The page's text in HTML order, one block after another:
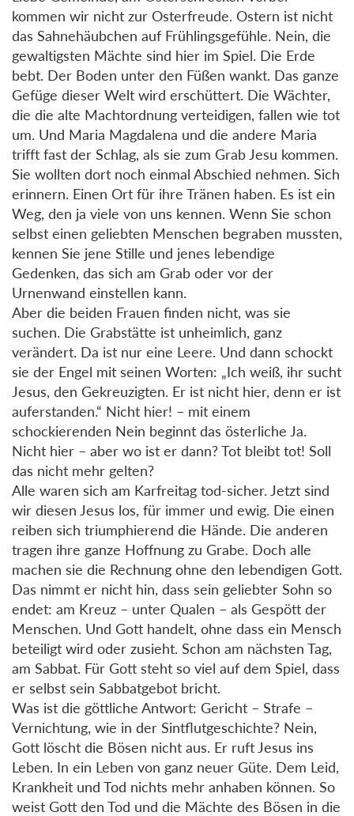
kommen wir nicht zur Osterfreude. Ostern ist nicht
das Sahnehäubchen auf Frühlingsgefühle. Nein, die
gewaltigsten Mächte sind hier im Spiel. Die Erde
bebt. Der Boden unter den Füßen wankt. Das ganze
Gefüge dieser Welt wird erschüttert. Die Wächter,
die die alte Machtordnung verteidigen, fallen wie tot
um. Und Maria Magdalena und die andere Maria
trifft fast der Schlag, als sie zum Grab Jesu kommen.
Sie wollten dort noch einmal Abschied nehmen. Sich
erinnern. Einen Ort für ihre Tränen haben. Es ist ein
Weg, den ja viele von uns kennen. Wenn Sie schon
selbst einen geliebten Menschen begraben mussten,
kennen Sie jene Stille und jenes lebendige
Gedenken, das sich am Grab oder vor der
Urnenwand einstellen kann.
Aber die beiden Frauen finden nicht, was sie
suchen. Die Grabstätte ist unheimlich, ganz
verändert. Da ist nur eine Leere. Und dann schockt
sie der Engel mit seinen Worten: „Ich weiß, ihr sucht
Jesus, den Gekreuzigten. Er ist nicht hier, denn er ist
auferstanden.“ Nicht hier! – mit einem
schockierenden Nein beginnt das österliche Ja.
Nicht hier – aber wo ist er dann? Tot bleibt tot! Soll
das nicht mehr gelten?
Alle waren sich am Karfreitag tod-sicher. Jetzt sind
wir diesen Jesus los, für immer und ewig. Die einen
reiben sich triumphierend die Hände. Die anderen
tragen ihre ganze Hoffnung zu Grabe. Doch alle
machen sie die Rechnung ohne den lebendigen Gott.
Das nimmt er nicht hin, dass sein geliebter Sohn so
endet: am Kreuz – unter Qualen – als Gespött der
Menschen. Und Gott handelt, ohne dass ein Mensch
beteiligt wird oder zusieht. Schon am nächsten Tag,
am Sabbat. Für Gott steht so viel auf dem Spiel, dass
er selbst sein Sabbatgebot bricht.
Was ist die göttliche Antwort: Gericht – Strafe –
Vernichtung, wie in der Sintflutgeschichte? Nein,
Gott löscht die Bösen nicht aus. Er ruft Jesus ins
Leben. In ein Leben von ganz neuer Güte. Dem Leid,
Krankheit und Tod nichts mehr anhaben können. So
weist Gott den Tod und die Mächte des Bösen in die